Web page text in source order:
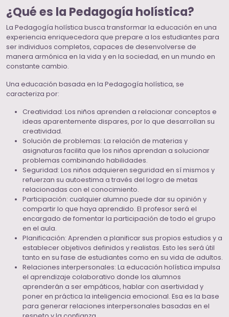
¿Qué es la Pedagogía holística?
La Pedagogía holística busca transformar la educación en una
experiencia enriquecedora que prepare a los estudiantes para
ser individuos completos, capaces de desenvolverse de
manera armónica en la vida y en la sociedad, en un mundo en
constante cambio.
Una educación basada en la Pedagogía holística, se
caracteriza por:
Creatividad: Los niños aprenden a relacionar conceptos e
ideas aparentemente dispares, por lo que desarrollan su
creatividad.
Solución de problemas: La relación de materias y
asignaturas facilita que los niños aprendan a solucionar
problemas combinando habilidades.
Seguridad: Los niños adquieren seguridad en sí mismos y
refuerzan su autoestima a través del logro de metas
relacionadas con el conocimiento.
Participación: cualquier alumno puede dar su opinión y
compartir lo que haya aprendido. El profesor será el
encargado de fomentar la participación de todo el grupo
en el aula.
Planificación: Aprenden a planificar sus propios estudios y a
establecer objetivos definidos y realistas. Esto les será útil
tanto en su fase de estudiantes como en su vida de adultos.
Relaciones interpersonales: La educación holística impulsa
el aprendizaje colaborativo donde los alumnos
aprenderán a ser empáticos, hablar con asertividad y
poner en práctica la inteligencia emocional. Esa es la base
para generar relaciones interpersonales basadas en el